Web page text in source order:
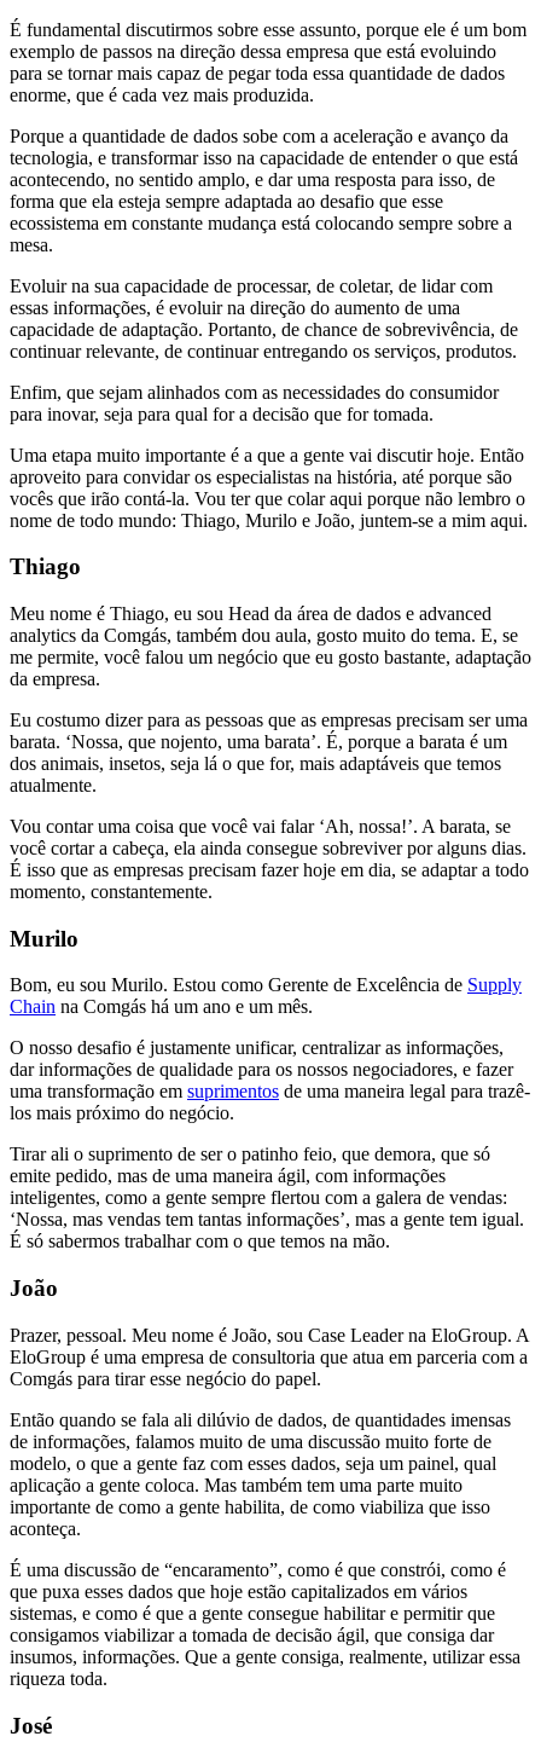
É fundamental discutirmos sobre esse assunto, porque ele é um bom
exemplo de passos na direção dessa empresa que está evoluindo
para se tornar mais capaz de pegar toda essa quantidade de dados
enorme, que é cada vez mais produzida.
Porque a quantidade de dados sobe com a aceleração e avanço da
tecnologia, e transformar isso na capacidade de entender o que está
acontecendo, no sentido amplo, e dar uma resposta para isso, de
forma que ela esteja sempre adaptada ao desafio que esse
ecossistema em constante mudança está colocando sempre sobre a
mesa.
Evoluir na sua capacidade de processar, de coletar, de lidar com
essas informações, é evoluir na direção do aumento de uma
capacidade de adaptação. Portanto, de chance de sobrevivência, de
continuar relevante, de continuar entregando os serviços, produtos.
Enfim, que sejam alinhados com as necessidades do consumidor
para inovar, seja para qual for a decisão que for tomada.
Uma etapa muito importante é a que a gente vai discutir hoje. Então
aproveito para convidar os especialistas na história, até porque são
vocês que irão contá-la. Vou ter que colar aqui porque não lembro o
nome de todo mundo: Thiago, Murilo e João, juntem-se a mim aqui.
Thiago
Meu nome é Thiago, eu sou Head da área de dados e advanced
analytics da Comgás, também dou aula, gosto muito do tema. E, se
me permite, você falou um negócio que eu gosto bastante, adaptação
da empresa.
Eu costumo dizer para as pessoas que as empresas precisam ser uma
barata. ‘Nossa, que nojento, uma barata’. É, porque a barata é um
dos animais, insetos, seja lá o que for, mais adaptáveis que temos
atualmente.
Vou contar uma coisa que você vai falar ‘Ah, nossa!’. A barata, se
você cortar a cabeça, ela ainda consegue sobreviver por alguns dias.
É isso que as empresas precisam fazer hoje em dia, se adaptar a todo
momento, constantemente.
Murilo
Bom, eu sou Murilo. Estou como Gerente de Excelência de Supply
Chain na Comgás há um ano e um mês.
O nosso desafio é justamente unificar, centralizar as informações,
dar informações de qualidade para os nossos negociadores, e fazer
uma transformação em suprimentos de uma maneira legal para trazê-
los mais próximo do negócio.
Tirar ali o suprimento de ser o patinho feio, que demora, que só
emite pedido, mas de uma maneira ágil, com informações
inteligentes, como a gente sempre flertou com a galera de vendas:
‘Nossa, mas vendas tem tantas informações’, mas a gente tem igual.
É só sabermos trabalhar com o que temos na mão.
João
Prazer, pessoal. Meu nome é João, sou Case Leader na EloGroup. A
EloGroup é uma empresa de consultoria que atua em parceria com a
Comgás para tirar esse negócio do papel.
Então quando se fala ali dilúvio de dados, de quantidades imensas
de informações, falamos muito de uma discussão muito forte de
modelo, o que a gente faz com esses dados, seja um painel, qual
aplicação a gente coloca. Mas também tem uma parte muito
importante de como a gente habilita, de como viabiliza que isso
aconteça.
É uma discussão de “encaramento”, como é que constrói, como é
que puxa esses dados que hoje estão capitalizados em vários
sistemas, e como é que a gente consegue habilitar e permitir que
consigamos viabilizar a tomada de decisão ágil, que consiga dar
insumos, informações. Que a gente consiga, realmente, utilizar essa
riqueza toda.
José